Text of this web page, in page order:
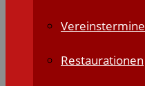
Vereinstermine
Restaurationen